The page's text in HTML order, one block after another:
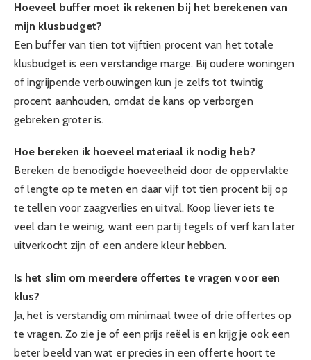
Hoeveel buffer moet ik rekenen bij het berekenen van
mijn klusbudget?
Een buffer van tien tot vijftien procent van het totale
klusbudget is een verstandige marge. Bij oudere woningen
of ingrijpende verbouwingen kun je zelfs tot twintig
procent aanhouden, omdat de kans op verborgen
gebreken groter is.
Hoe bereken ik hoeveel materiaal ik nodig heb?
Bereken de benodigde hoeveelheid door de oppervlakte
of lengte op te meten en daar vijf tot tien procent bij op
te tellen voor zaagverlies en uitval. Koop liever iets te
veel dan te weinig, want een partij tegels of verf kan later
uitverkocht zijn of een andere kleur hebben.
Is het slim om meerdere offertes te vragen voor een
klus?
Ja, het is verstandig om minimaal twee of drie offertes op
te vragen. Zo zie je of een prijs reëel is en krijg je ook een
beter beeld van wat er precies in een offerte hoort te